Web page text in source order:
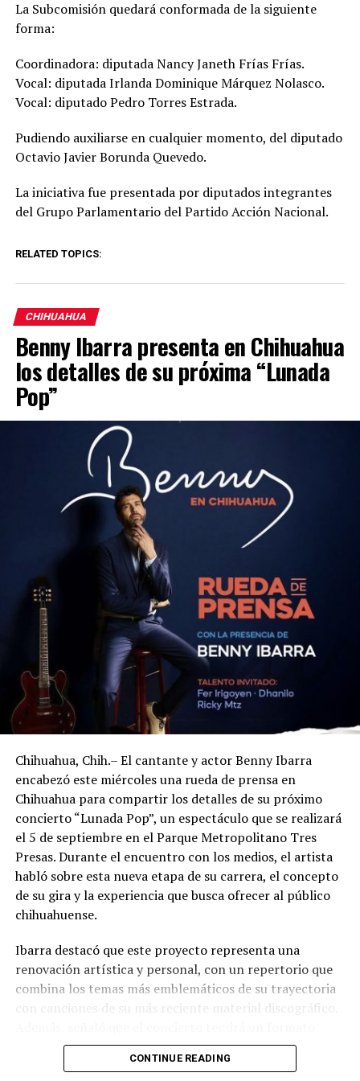
La Subcomisión quedará conformada de la siguiente
forma:
Coordinadora: diputada Nancy Janeth Frías Frías.
Vocal: diputada Irlanda Dominique Márquez Nolasco.
Vocal: diputado Pedro Torres Estrada.
Pudiendo auxiliarse en cualquier momento, del diputado
Octavio Javier Borunda Quevedo.
La iniciativa fue presentada por diputados integrantes
del Grupo Parlamentario del Partido Acción Nacional.
RELATED TOPICS:
CHIHUAHUA
Benny Ibarra presenta en Chihuahua
los detalles de su próxima “Lunada
Pop”
Chihuahua, Chih.– El cantante y actor Benny Ibarra
encabezó este miércoles una rueda de prensa en
Chihuahua para compartir los detalles de su próximo
concierto “Lunada Pop”, un espectáculo que se realizará
el 5 de septiembre en el Parque Metropolitano Tres
Presas. Durante el encuentro con los medios, el artista
habló sobre esta nueva etapa de su carrera, el concepto
de su gira y la experiencia que busca ofrecer al público
chihuahuense.
Ibarra destacó que este proyecto representa una
renovación artística y personal, con un repertorio que
combina los temas más emblemáticos de su trayectoria
con canciones de su más reciente material discográfico.
pensado para disfrutarse al aire libre, acompañado de
propuestas gastronómicas, talento local y una
CONTINUE READING